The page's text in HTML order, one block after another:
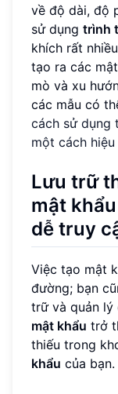
về độ dài, độ
sử dụng trình
khích rất
tạo ra các
mò và xu
các mẫu có
cách sử dụng
một cách hiệu
Lưu trữ
mật
dễ truy
Việc tạo mật
đường; bạn
trữ và quản lý
mật khẩu trở
thiếu trong
khẩu của bạn.